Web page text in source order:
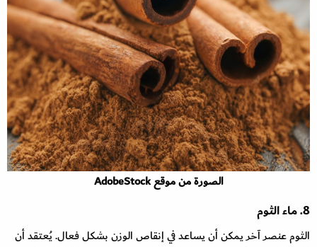
الصورة من موقع AdobeStock
8. ماء الثوم
الثوم عنصر آخر يمكن أن يساعد في إنقاص الوزن بشكل فعال. يُعتقد أن